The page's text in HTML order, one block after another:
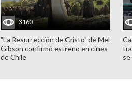
3160
"La Resurrección de Cristo" de Mel
Gibson confirmó estreno en cines
de Chile